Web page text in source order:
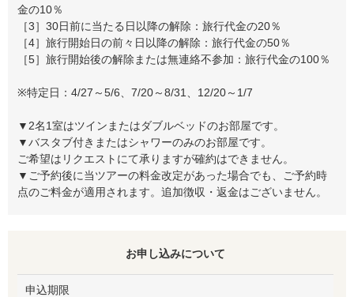
金の10％
［3］30日前に当たる日以降の解除：旅行代金の20％
［4］旅行開始日の前々日以降の解除：旅行代金の50％
［5］旅行開始後の解除または無連絡不参加：旅行代金の100％
※特定日：4/27～5/6、7/20～8/31、12/20～1/7
▼2名1室はツインまたはダブルベッドのお部屋です。
▼バスタブ付きまたはシャワーのみのお部屋です。
ご希望はリクエストにて承りますが確約はできません。
▼ご予約後に当ツアーの料金改定があった場合でも、ご予約時
点のご料金が適用されます。追加徴収・返金はございません。
お申し込みについて
申込期限